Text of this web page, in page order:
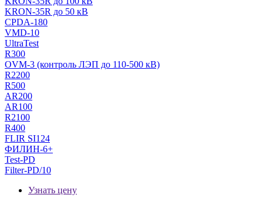
KRON-35R до 50 кВ
CPDA-180
VMD-10
UltraTest
R300
OVM-3 (контроль ЛЭП до 110-500 кВ)
R2200
R500
AR200
AR100
R2100
R400
FLIR SI124
ФИЛИН-6+
Test-PD
Filter-PD/10
Узнать цену